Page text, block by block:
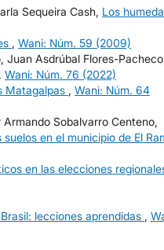
Sequeira Cash, Los
, Wani: Núm. 59 (2009)
Juan Asdrúbal Flores-
, Wani: Núm. 76 (2022)
Matagalpas , Wani: Núm. 64
Sobalvarro Centeno,
en el municipio de El
en las elecciones
lecciones aprendidas ,